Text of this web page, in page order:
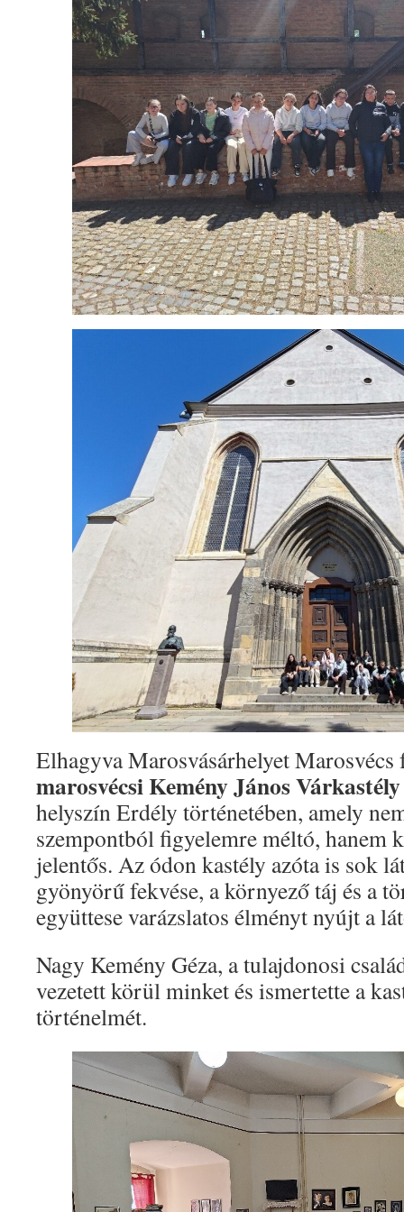
Elhagyva Marosvásárhelyet
marosvécsi Kemény János Várkastély
helyszín Erdély történetében, amely
szempontból figyelemre méltó, hanem
jelentős. Az ódon kastély azóta is sok
gyönyörű fekvése, a környező táj és a
együttese varázslatos élményt nyújt a
Nagy Kemény Géza, a tulajdonosi
vezetett körül minket és ismertette a
történelmét.